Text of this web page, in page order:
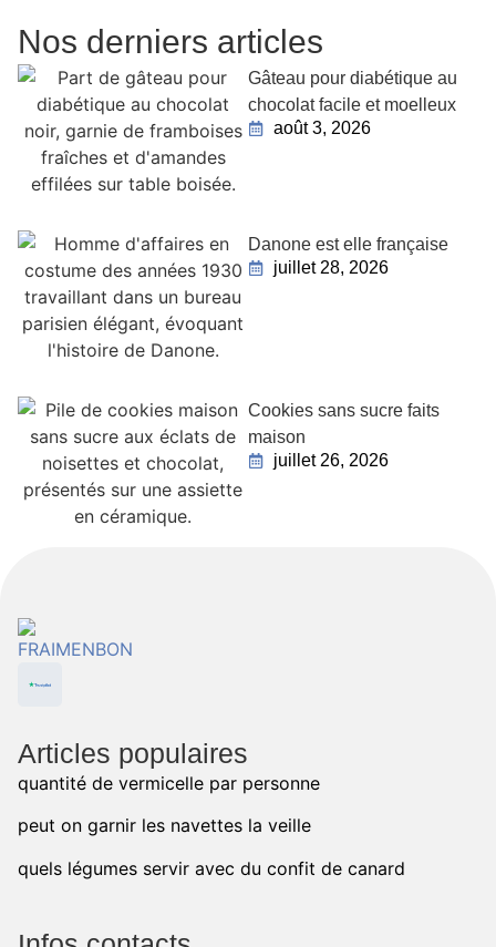
Nos derniers articles
Gâteau pour diabétique au
chocolat facile et moelleux
août 3, 2026
Danone est elle française
juillet 28, 2026
Cookies sans sucre faits
maison
juillet 26, 2026
Articles populaires
quantité de vermicelle par personne
peut on garnir les navettes la veille
quels légumes servir avec du confit de canard